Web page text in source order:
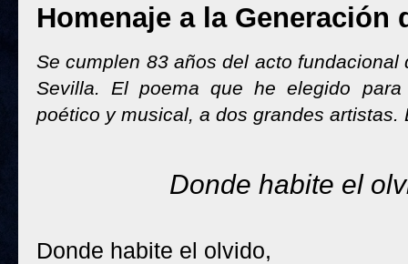
Homenaje a la Generación
Se cumplen 83 años del acto
Sevilla. El poema que he elegido
poético y musical, a dos grandes artistas.
Donde habite el
Donde habite el olvido,